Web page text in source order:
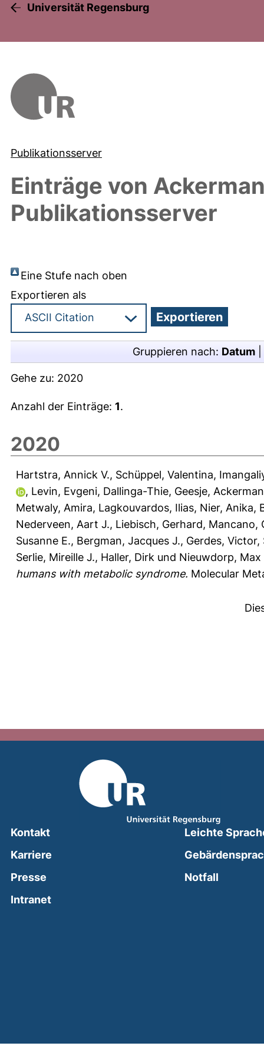
Universität Regensburg
Publikationsserver
Einträge von
Publikationsserver
Eine Stufe nach oben
Exportieren als
Gruppieren nach: Datum
Gehe zu: 2020
Anzahl der Einträge: 1.
2020
Hartstra, Annick V., Schüppel, Valentina,
, Levin, Evgeni, Dallinga-Thie, Geesje,
Metwaly, Amira, Lagkouvardos, Ilias, Nier, Anika,
Nederveen, Aart J., Liebisch, Gerhard, Mancano,
Susanne E., Bergman, Jacques J., Gerdes, Victor,
Serlie, Mireille J., Haller, Dirk und Nieuwdorp, Max
humans with metabolic syndrome. Molecular
Kontakt
Karriere
Presse
Intranet(external link, opens in a new window)
Leichte
Notfall